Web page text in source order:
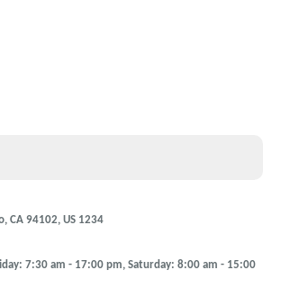
CA 94102, US 1234
7:30 am - 17:00 pm, Saturday: 8:00 am - 15:00